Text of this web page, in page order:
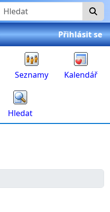
Hledat
Přihlásit se
Seznamy Kalendář
Hledat